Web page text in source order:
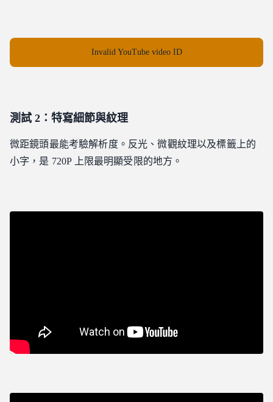
Invalid YouTube video ID
測試 2：特寫細節與紋理
微距鏡頭最能考驗解析度。反光、微觀紋理以及標籤上的
小字，是 720P 上限最明顯受限的地方。